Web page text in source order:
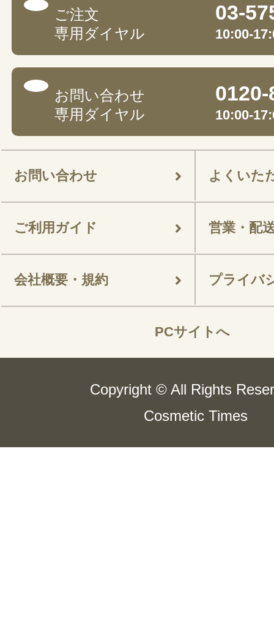
ご注文
専用ダイヤル
03-
10:00-
お問い合わせ
専用ダイヤル
10:00-
お問い合わせ よくいた
ご利用ガイド 営業・配
会社概要・規約 プライバ
PCサイトへ
Copyright © All Rights
Cosmetic Times